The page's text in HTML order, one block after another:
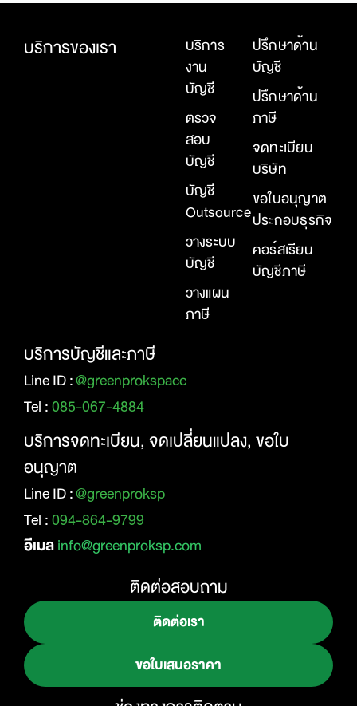
บริการของเรา
บริการ
งาน
บัญชี
ตรวจ
สอบ
บัญชี
บัญชี
Outsource
วางระบบ
บัญชี
วางแผน
ภาษี
ปรึกษาด้าน
บัญชี
ปรึกษาด้าน
ภาษี
จดทะเบียน
บริษัท
ขอใบอนุญาต
ประกอบธุรกิจ
คอร์สเรียน
บัญชีภาษี
บริการบัญชีและภาษี
Line ID :@greenprokspacc
Tel :085-067-4884
บริการจดทะเบียน, จดเปลี่ยนแปลง, ขอใบ
อนุญาต
Line ID :@greenproksp
Tel :094-864-9799
อีเมลinfo@greenproksp.com
ติดต่อสอบถาม
ติดต่อเรา
ขอใบเสนอราคา